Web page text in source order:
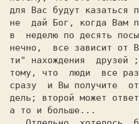
для Вас будут казаться
не  дай Бог, когда Вам
в  неделю по десять
нечно,  все зависит от
ти" нахождения
тому, что  люди  все
сразу  и Вы получите
дель; второй может
а то и больше...